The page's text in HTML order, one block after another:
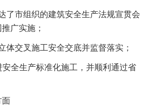
了市组织的建筑安全生产法规宣贯会
广实施；
体交叉施工安全交底并监督落实；
安全生产标准化施工，并顺利通过省
面